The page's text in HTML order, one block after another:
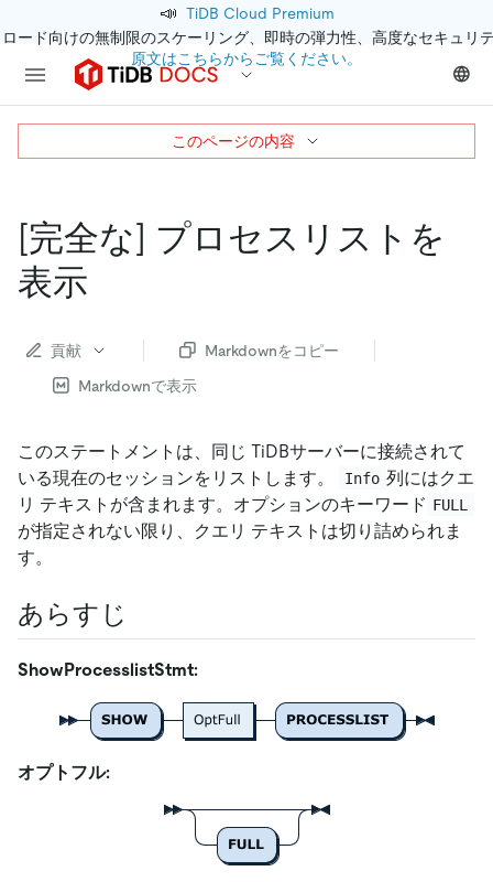
📣 TiDB Cloud Premium
ード向けの無制限のスケーリング、即時の弾力性、高度なセキュリ
原文はこちらからご覧ください。
[完全な] プロセスリストを
表示
貢献
Markdownをコピー
Markdownで表示
このステートメントは、同じ TiDBサーバーに接続されて
いる現在のセッションをリストします。
Info 列にはクエ
リ テキストが含まれます。オプションのキーワード FULL
が指定されない限り、クエリ テキストは切り詰められま
す。
あらすじ
ShowProcesslistStmt:
オプトフル:
このページの内容